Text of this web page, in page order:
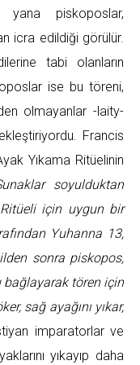
piskoposlar,
icra edildiği görülür.
tabi olanların
ise bu töreni,
olmayanlar -laity-
Francis
Yıkama Ritüelinin
soyulduktan
için uygun bir
Yuhanna 13,
sonra piskopos,
bağlayarak tören için
sağ ayağını yıkar,
imparatorlar ve
yıkayıp daha